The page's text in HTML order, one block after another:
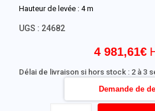
4 981,61€
Délai de livraison si hors stock : 2 à 3
Hauteur de levée : 4 m
Demande de
UGS : 24682